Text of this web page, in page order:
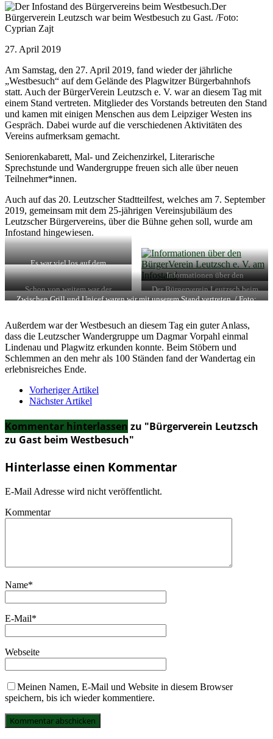
Der
Bürgerverein Leutzsch war beim Westbesuch zu Gast. /Foto:
Cyprian Zajt
27. April 2019
Am Samstag, den 27. April 2019, fand wieder der jährliche
„Westbesuch“ auf dem Gelände des Plagwitzer Bürgerbahnhofs
statt. Auch der BürgerVerein Leutzsch e. V. war an diesem Tag mit
einem Stand vertreten. Mitglieder des Vorstands betreuten den Stand
und kamen mit einigen Menschen aus dem Leipziger Westen ins
Gespräch. Dabei wurde auf die verschiedenen Aktivitäten des
Vereins aufmerksam gemacht.
Seniorenkabarett, Mal- und Zeichenzirkel, Literarische
Sprechstunde und Wandergruppe freuen sich alle über neuen
Teilnehmer*innen.
Auch auf das 20. Leutzscher Stadtteilfest, welches am 7. September
2019, gemeinsam mit dem 25-jährigen Vereinsjubiläum des
Leutzscher Bürgervereins, über die Bühne gehen soll, wurde am
Infostand hingewiesen.
Es war viel los auf dem
Westbesuch. / Foto: Enrico
Engelhardt
Informationen über den
BürgerVerein Leutzsch e. V. am
Infostand / Foto: Enrico
Engelhardt
Schon von weitem war der
Westbesuch sichtbar. / Foto:
Der Bürgerverein Leutzsch beim
Westbesuch. / Foto: Cyprian Zajt
Zwischen Grill und Unicef waren wir mit unserem Stand vertreten. / Foto:
Außerdem war der Westbesuch an diesem Tag ein guter Anlass,
dass die Leutzscher Wandergruppe um Dagmar Vorpahl einmal
Lindenau und Plagwitz erkunden konnte. Beim Stöbern und
Schlemmen an den mehr als 100 Ständen fand der Wandertag ein
erlebnisreiches Ende.
Vorheriger Artikel
Nächster Artikel
Kommentar hinterlassen zu "Bürgerverein Leutzsch
zu Gast beim Westbesuch"
Hinterlasse einen Kommentar
E-Mail Adresse wird nicht veröffentlicht.
Kommentar
Name*
E-Mail*
Webseite
Meinen Namen, E-Mail und Website in diesem Browser
speichern, bis ich wieder kommentiere.